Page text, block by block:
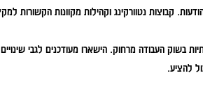
קבוצות נטוורקינג וקהילות מקוונות הקשורות
העבודה מרחוק. הישארו מעודכנים לגבי שינויים
להציע.